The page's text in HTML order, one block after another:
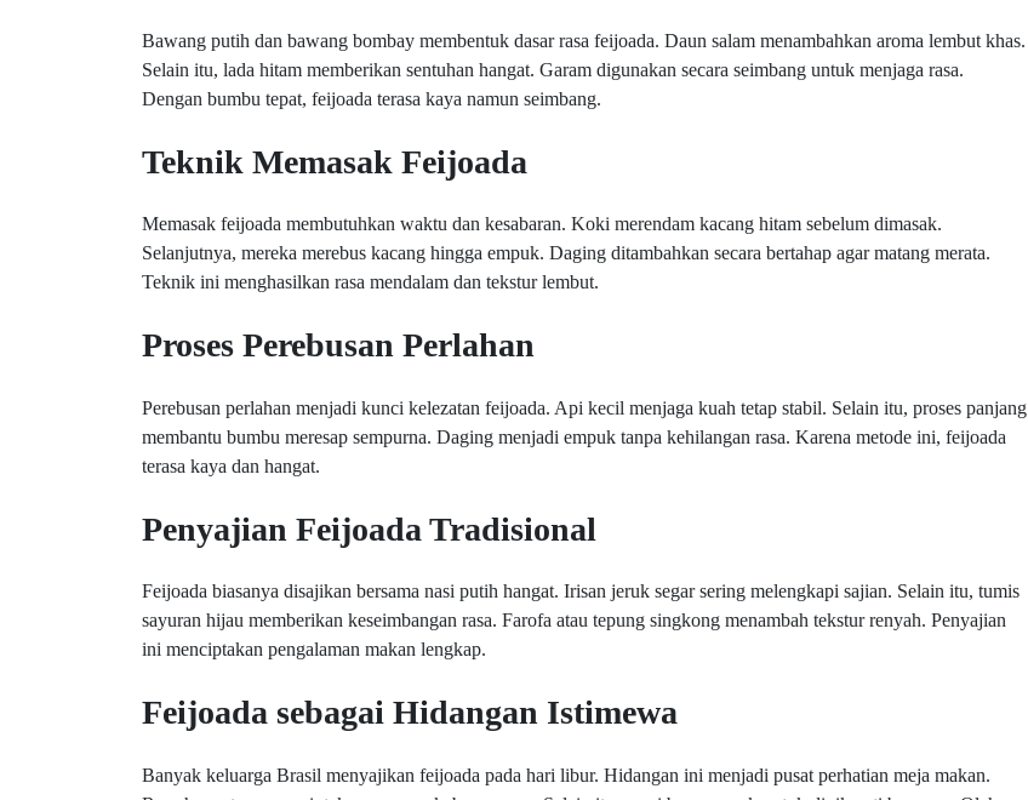
Bawang putih dan bawang bombay membentuk dasar rasa feijoada. Daun salam menambahkan aroma lembut khas.
Selain itu, lada hitam memberikan sentuhan hangat. Garam digunakan secara seimbang untuk menjaga rasa.
Dengan bumbu tepat, feijoada terasa kaya namun seimbang.
Teknik Memasak Feijoada
Memasak feijoada membutuhkan waktu dan kesabaran. Koki merendam kacang hitam sebelum dimasak.
Selanjutnya, mereka merebus kacang hingga empuk. Daging ditambahkan secara bertahap agar matang merata.
Teknik ini menghasilkan rasa mendalam dan tekstur lembut.
Proses Perebusan Perlahan
Perebusan perlahan menjadi kunci kelezatan feijoada. Api kecil menjaga kuah tetap stabil. Selain itu, proses panjang
membantu bumbu meresap sempurna. Daging menjadi empuk tanpa kehilangan rasa. Karena metode ini, feijoada
terasa kaya dan hangat.
Penyajian Feijoada Tradisional
Feijoada biasanya disajikan bersama nasi putih hangat. Irisan jeruk segar sering melengkapi sajian. Selain itu, tumis
sayuran hijau memberikan keseimbangan rasa. Farofa atau tepung singkong menambah tekstur renyah. Penyajian
ini menciptakan pengalaman makan lengkap.
Feijoada sebagai Hidangan Istimewa
Banyak keluarga Brasil menyajikan feijoada pada hari libur. Hidangan ini menjadi pusat perhatian meja makan.